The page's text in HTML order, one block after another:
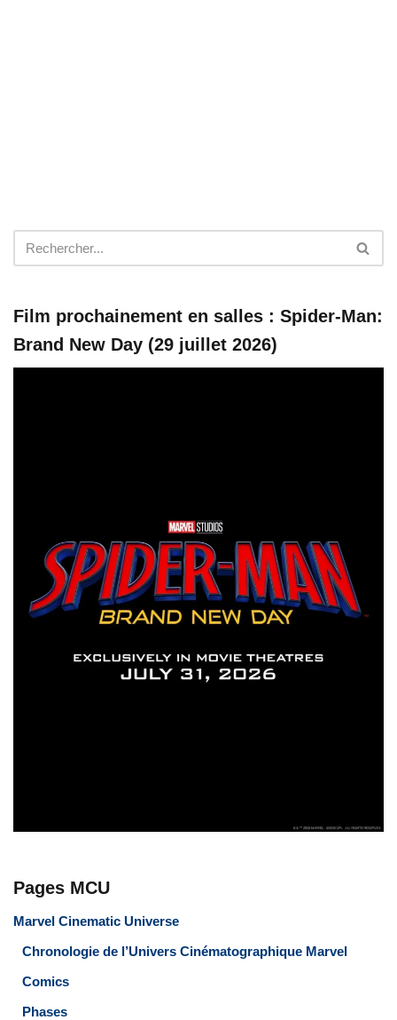
Film prochainement en salles : Spider-Man:
Brand New Day (29 juillet 2026)
Pages MCU
Marvel Cinematic Universe
Chronologie de l’Univers Cinématographique Marvel
Comics
Phases